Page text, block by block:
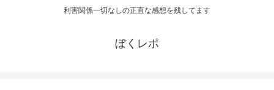
利害関係一切なしの正直な感想を残してます
ぼくレポ